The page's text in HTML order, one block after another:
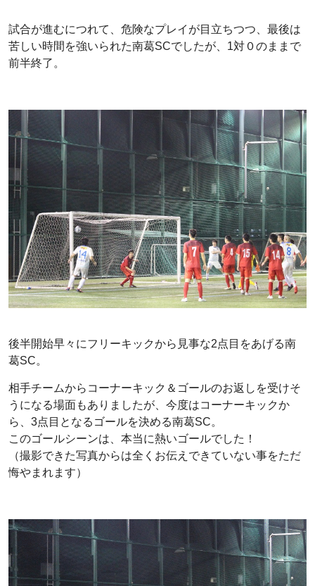
試合が進むにつれて、危険なプレイが目立ちつつ、最後は
苦しい時間を強いられた南葛SCでしたが、1対０のままで
前半終了。
後半開始早々にフリーキックから見事な2点目をあげる南
葛SC。
相手チームからコーナーキック＆ゴールのお返しを受けそ
うになる場面もありましたが、今度はコーナーキックか
ら、3点目となるゴールを決める南葛SC。
このゴールシーンは、本当に熱いゴールでした！
（撮影できた写真からは全くお伝えできていない事をただ
悔やまれます）